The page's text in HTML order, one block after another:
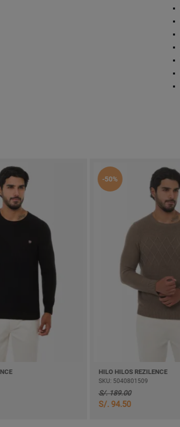
-50%
HILO HILOS REZILENCE
SKU: 5040801509
S/. 189.00
S/. 94.50